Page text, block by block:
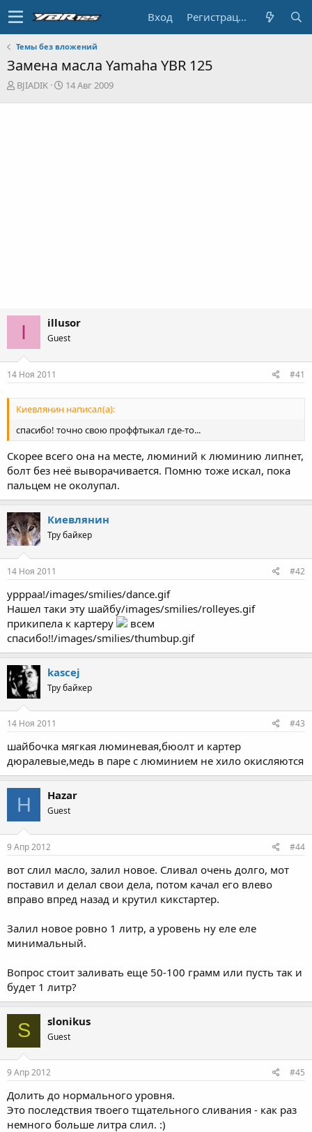
Вход Регистрация
Темы без вложений
Замена масла Yamaha YBR 125
А
BJIADIK
Д
14 Авг 2009
I illusor
Guest
14 Ноя 2011 #41
Киевлянин написал(а):
спасибо! точно свою проффтыкал где-то...
Скорее всего она на месте, люминий к люминию липнет,
болт без неё выворачивается. Помню тоже искал, пока
пальцем не околупал.
Киевлянин
Тру байкер
14 Ноя 2011 #42
уррраа!/images/smilies/dance.gif
Нашел таки эту шайбу/images/smilies/rolleyes.gif
прикипела к картеру
всем
спасибо!!/images/smilies/thumbup.gif
kascej
Тру байкер
14 Ноя 2011 #43
шайбочка мягкая люминевая,бюолт и картер
дюралевые,медь в паре с люминием не хило окисляются
H Hazar
Guest
9 Апр 2012 #44
вот слил масло, залил новое. Сливал очень долго, мот
поставил и делал свои дела, потом качал его влево
вправо впред назад и крутил кикстартер.
Залил новое ровно 1 литр, а уровень ну еле еле
минимальный.
Вопрос стоит заливать еще 50-100 грамм или пусть так и
будет 1 литр?
S slonikus
Guest
9 Апр 2012 #45
Долить до нормального уровня.
Это последствия твоего тщательного сливания - как раз
немного больше литра слил. :)